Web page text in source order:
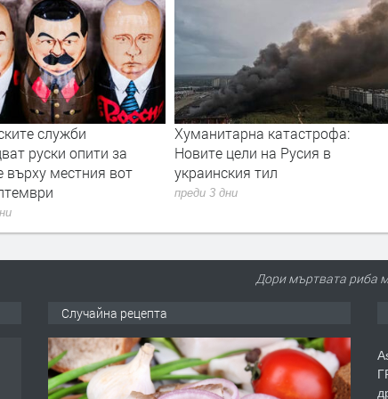
катастрофа:
на Русия в
тил
Дрон с експлозив е открит на
летището в Лайпциг
преди 3 дни
Дори мъртвата риба
Случайна рецепта